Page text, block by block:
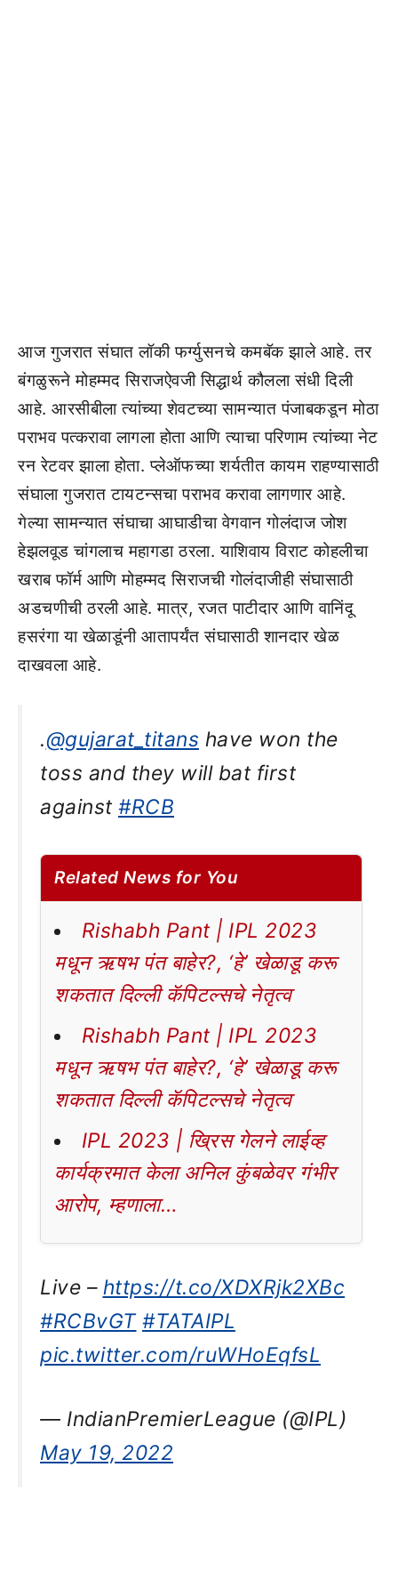
आज गुजरात संघात लॉकी फर्ग्युसनचे कमबॅक झाले आहे. तर
बंगळुरूने मोहम्मद सिराजऐवजी सिद्धार्थ कौलला संधी दिली
आहे. आरसीबीला त्यांच्या शेवटच्या सामन्यात पंजाबकडून मोठा
पराभव पत्करावा लागला होता आणि त्याचा परिणाम त्यांच्या नेट
रन रेटवर झाला होता. प्लेऑफच्या शर्यतीत कायम राहण्यासाठी
संघाला गुजरात टायटन्सचा पराभव करावा लागणार आहे.
गेल्या सामन्यात संघाचा आघाडीचा वेगवान गोलंदाज जोश
हेझलवूड चांगलाच महागडा ठरला. याशिवाय विराट कोहलीचा
खराब फॉर्म आणि मोहम्मद सिराजची गोलंदाजीही संघासाठी
अडचणीची ठरली आहे. मात्र, रजत पाटीदार आणि वानिंदू
हसरंगा या खेळाडूंनी आतापर्यंत संघासाठी शानदार खेळ
दाखवला आहे.
.@gujarat_titans have won the
toss and they will bat first
against #RCB
Related News for You
Rishabh Pant | IPL 2023
मधून ऋषभ पंत बाहेर?, ‘हे’ खेळाडू करू
शकतात दिल्ली कॅपिटल्सचे नेतृत्व
Rishabh Pant | IPL 2023
मधून ऋषभ पंत बाहेर?, ‘हे’ खेळाडू करू
शकतात दिल्ली कॅपिटल्सचे नेतृत्व
IPL 2023 | ख्रिस गेलने लाईव्ह
कार्यक्रमात केला अनिल कुंबळेवर गंभीर
आरोप, म्हणाला…
Live – https://t.co/XDXRjk2XBc
#RCBvGT #TATAIPL
pic.twitter.com/ruWHoEqfsL
— IndianPremierLeague (@IPL)
May 19, 2022